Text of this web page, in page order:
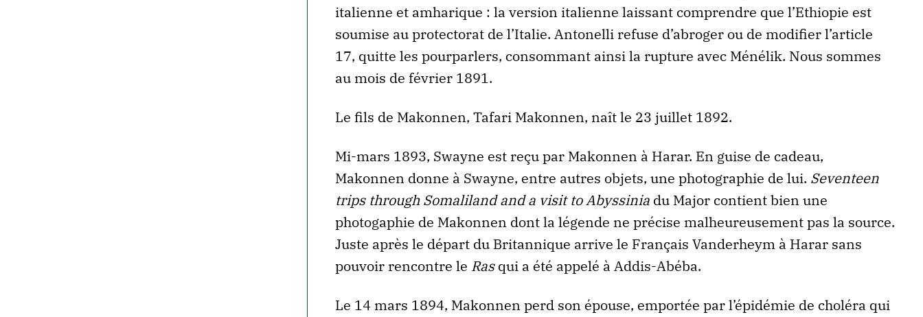
italienne et amharique : la version italienne laissant comprendre que l’Ethiopie est
soumise au protectorat de l’Italie. Antonelli refuse d’abroger ou de modifier l’article
17, quitte les pourparlers, consommant ainsi la rupture avec Ménélik. Nous sommes
au mois de février 1891.
Le fils de Makonnen, Tafari Makonnen, naît le 23 juillet 1892.
Mi-mars 1893, Swayne est reçu par Makonnen à Harar. En guise de cadeau,
Makonnen donne à Swayne, entre autres objets, une photographie de lui. Seventeen
trips through Somaliland and a visit to Abyssiniadu Major contient bien une
photogaphie de Makonnen dont la légende ne précise malheureusement pas la source.
Juste après le départ du Britannique arrive le Français Vanderheym à Harar sans
pouvoir rencontre le Rasqui a été appelé à Addis-Abéba.
Le 14 mars 1894, Makonnen perd son épouse, emportée par l’épidémie de choléra qui